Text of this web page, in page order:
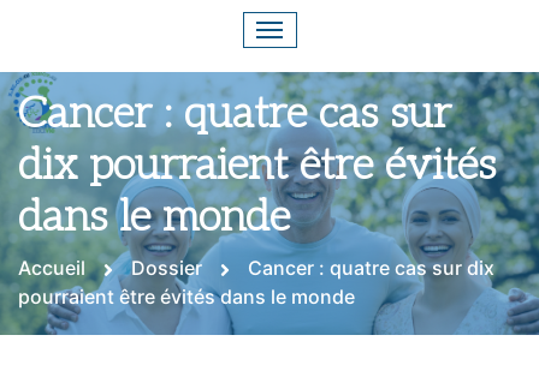
Cancer : quatre cas sur
dix pourraient être évités
dans le monde
Accueil Dossier
Cancer : quatre cas sur dix
pourraient être évités dans le monde